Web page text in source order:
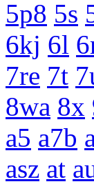
5p8 5s
6kj 6l
7re 7t
8wa 8x
a5 a7b
asz at